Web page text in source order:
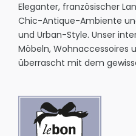
Eleganter, französischer
Chic-Antique-Ambiente
und Urban-Style. Unser
Möbeln, Wohnaccessoires
überrascht mit dem